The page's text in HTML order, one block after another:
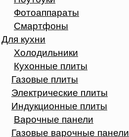
Фотоаппараты
Смартфоны
Для кухни
Холодильники
Кухонные плиты
Газовые плиты
Электрические плиты
Индукционные плиты
Варочные панели
Газовые варочные панели